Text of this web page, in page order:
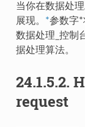
当你在数据处
展现。 *参数字*
数据处理_控制
据处理算法。
24.1.5.2.
request